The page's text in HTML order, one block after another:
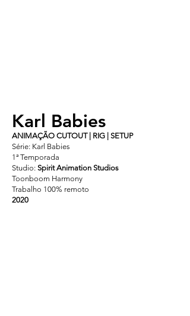
Karl Babies
ANIMAÇÃO CUTOUT | RIG | SETUP
Série: Karl Babies
1ª Temporada
Studio: Spirit Animation Studios
Toonboom Harmony
Trabalho 100% remoto
2020